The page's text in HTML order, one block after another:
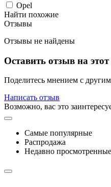
Opel
Найти похожие
Отзывы
Отзывы не найдены
Оставить отзыв на этот
Поделитесь мнением с
Написать отзыв
Возможно, вас это
Самые популярные
Распродажа
Недавно просмотренные